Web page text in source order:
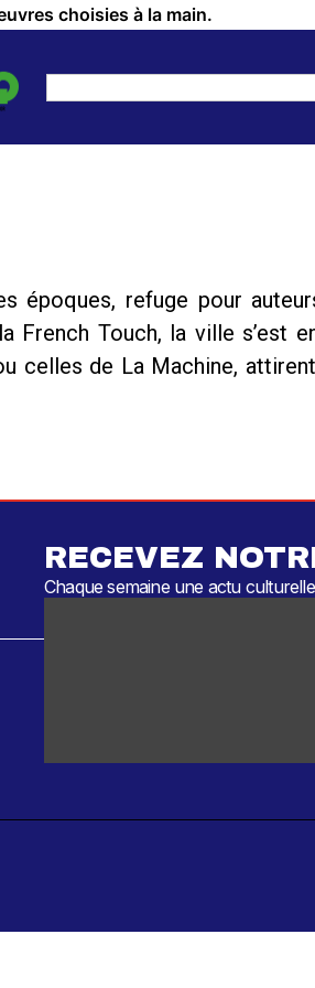
choisies à la main.
époques, refuge pour
Touch, la ville s’est
celles de La Machine,
RECEVEZ
Chaque semaine une actu